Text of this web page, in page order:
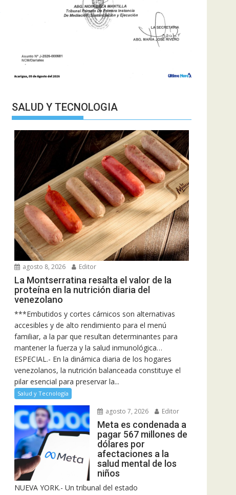
SALUD Y TECNOLOGIA
agosto 8, 2026 Editor
La Montserratina resalta el valor de la
proteína en la nutrición diaria del
venezolano
***Embutidos y cortes cárnicos son alternativas
accesibles y de alto rendimiento para el menú
familiar, a la par que resultan determinantes para
mantener la fuerza y la salud inmunológica…
ESPECIAL.- En la dinámica diaria de los hogares
venezolanos, la nutrición balanceada constituye el
pilar esencial para preservar la...
Salud y Tecnología
agosto 7, 2026 Editor
Meta es condenada a
pagar 567 millones de
dólares por
afectaciones a la
salud mental de los
niños
NUEVA YORK.- Un tribunal del estado